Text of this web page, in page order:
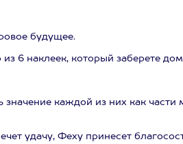
будущее.
6 наклеек, который заберете
каждой из них как части
удачу, Феху принесет